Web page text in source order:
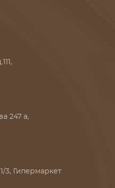
247 а,
3, Гипермаркет